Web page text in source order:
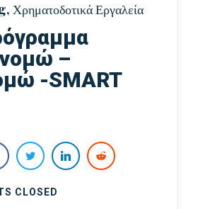
, Χρηματοδοτικά Εργαλεία
–
-SMART
CLOSED